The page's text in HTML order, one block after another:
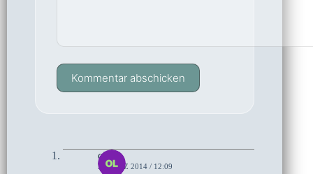
Kommentar abschicken
olaf
2. MÄRZ 2014 / 12:09